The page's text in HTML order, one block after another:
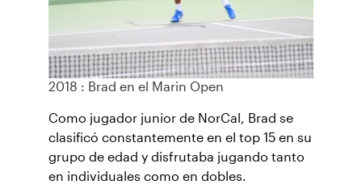
2018 : Brad en el Marin Open
Como jugador junior de NorCal, Brad se
clasificó constantemente en el top 15 en su
grupo de edad y disfrutaba jugando tanto
en individuales como en dobles.